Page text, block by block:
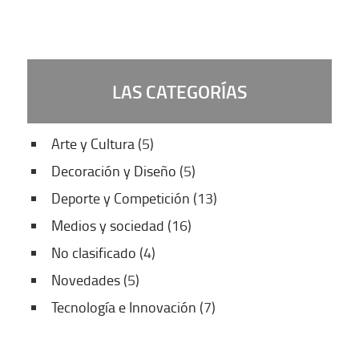
LAS CATEGORÍAS
Arte y Cultura (5)
Decoración y Diseño (5)
Deporte y Competición (13)
Medios y sociedad (16)
No clasificado (4)
Novedades (5)
Tecnología e Innovación (7)